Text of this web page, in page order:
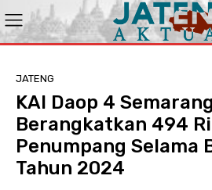
JATENG
KAI Daop 4 Semarang
Berangkatkan 494
Penumpang Selama
Tahun 2024